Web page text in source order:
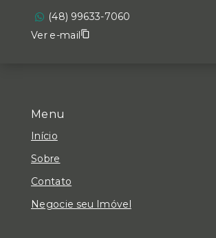
Menu
Início
Sobre
Contato
Negocie seu Imóvel
(48) 99633-7060
Ver e-mail